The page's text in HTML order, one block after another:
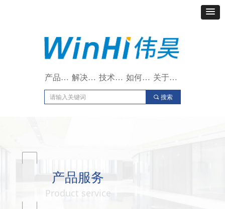
产品与服务 解决方案 技术支持 如何购买 关于我们
끠 搜索
产品服务
Product service